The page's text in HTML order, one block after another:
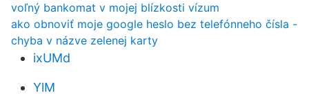
voľný bankomat v mojej blízkosti vízum
ako obnoviť moje google heslo bez telefónneho čísla -
chyba v názve zelenej karty
ixUMd
YlM